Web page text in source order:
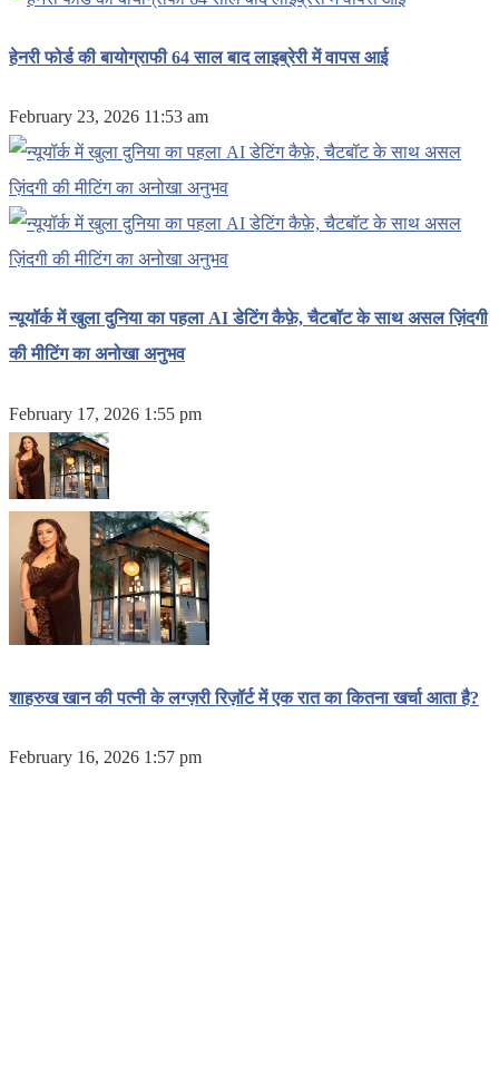
हेनरी फोर्ड की बायोग्राफी 64 साल बाद लाइब्रेरी में वापस आई
February 23, 2026 11:53 am
न्यूयॉर्क में खुला दुनिया का पहला AI डेटिंग कैफ़े, चैटबॉट के साथ असल ज़िंदगी
की मीटिंग का अनोखा अनुभव
February 17, 2026 1:55 pm
शाहरुख खान की पत्नी के लग्ज़री रिज़ॉर्ट में एक रात का कितना खर्चा आता है?
February 16, 2026 1:57 pm